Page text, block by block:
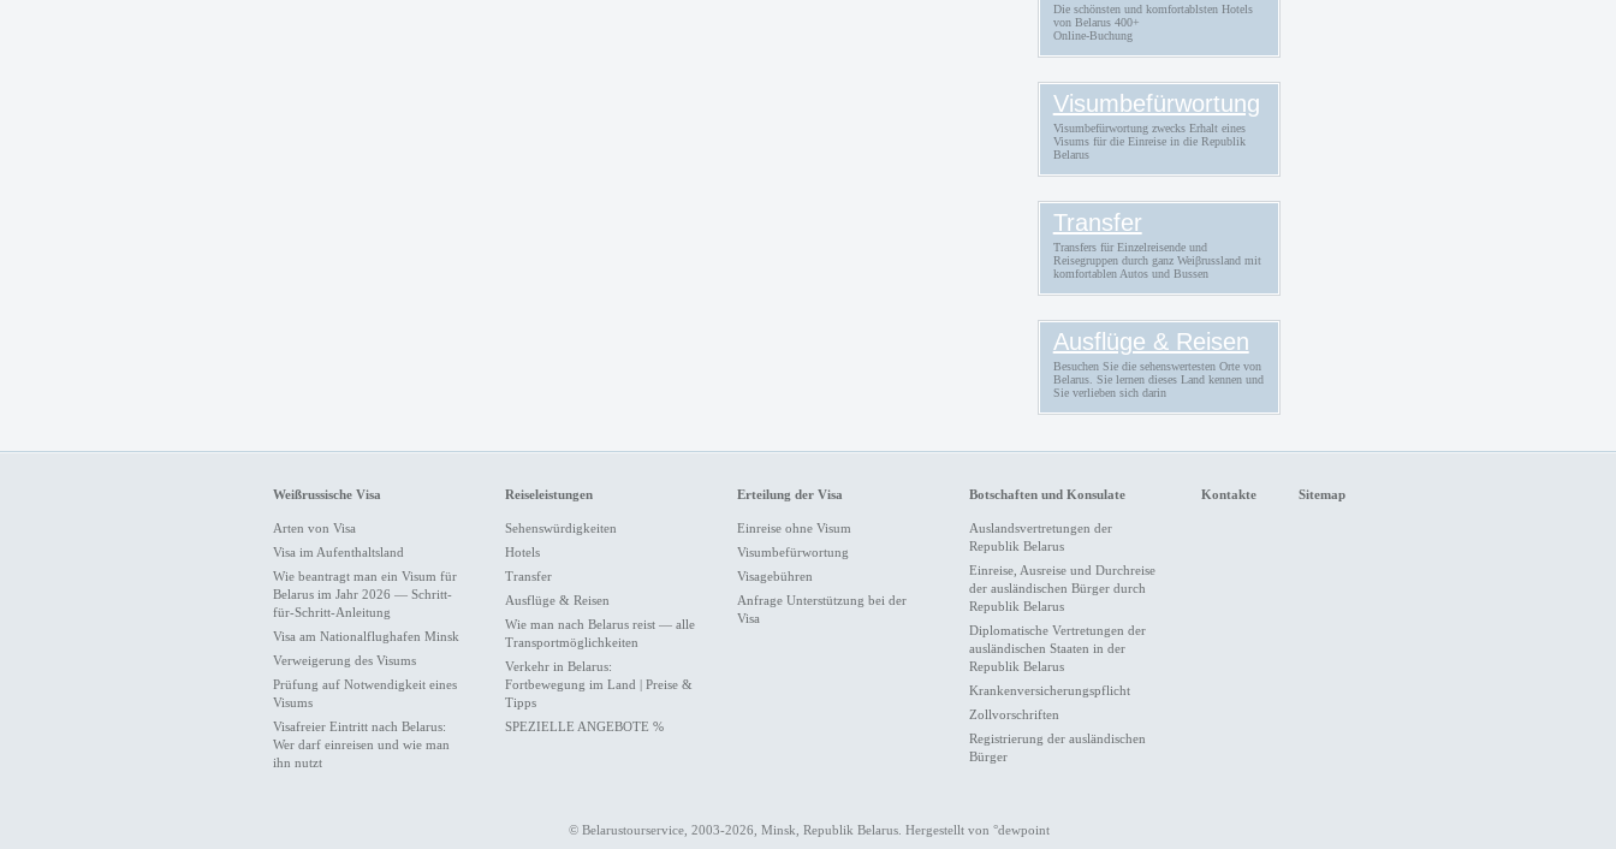
Die schönsten und komfortablsten Hotels
von Belarus 400+
Online-Buchung
Visumbefürwortung
Visumbefürwortung zwecks Erhalt eines
Visums für die Einreise in die Republik
Belarus
Transfer
Transfers für Einzelreisende und
Reisegruppen durch ganz Weiβrussland mit
komfortablen Autos und Bussen
Ausflüge & Reisen
Besuchen Sie die sehenswertesten Orte von
Belarus. Sie lernen dieses Land kennen und
Sie verlieben sich darin
Weißrussische Visa
Arten von Visa
Visa im Aufenthaltsland
Wie beantragt man ein Visum für
Belarus im Jahr 2026 — Schritt-
für-Schritt-Anleitung
Visa am Nationalflughafen Minsk
Verweigerung des Visums
Prüfung auf Notwendigkeit eines
Visums
Visafreier Eintritt nach Belarus:
Wer darf einreisen und wie man
ihn nutzt
Reiseleistungen
Sehenswürdigkeiten
Hotels
Transfer
Ausflüge & Reisen
Wie man nach Belarus reist — alle
Transportmöglichkeiten
Verkehr in Belarus:
Fortbewegung im Land | Preise &
Tipps
SPEZIELLE ANGEBOTE %
Erteilung der Visa
Einreise ohne Visum
Visumbefürwortung
Visagebühren
Anfrage Unterstützung bei der
Visa
Botschaften und Konsulate
Auslandsvertretungen der
Republik Belarus
Einreise, Ausreise und Durchreise
der ausländischen Bürger durch
Republik Belarus
Diplomatische Vertretungen der
ausländischen Staaten in der
Republik Belarus
Krankenversicherungspflicht
Zollvorschriften
Registrierung der ausländischen
Bürger
Kontakte Sitemap
© Belarustourservice, 2003-2026, Minsk, Republik Belarus. Hergestellt von °dewpoint